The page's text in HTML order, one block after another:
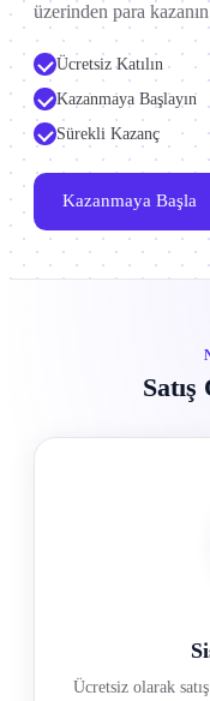
üzerinden para
Ücretsiz Katılın
Kazanmaya Başlayın
Sürekli Kazanç
Kazanmaya Başla
Satış
Ücretsiz olarak